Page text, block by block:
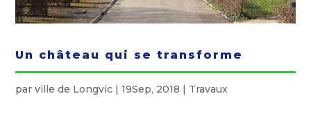
Un château qui se transforme
parville de Longvic |19Sep, 2018 | Travaux